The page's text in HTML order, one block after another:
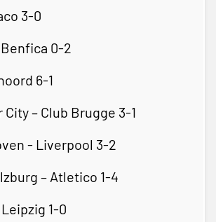
3-0
0-2
6-1
– Club Brugge 3-1
- Liverpool 3-2
– Atletico 1-4
1-0